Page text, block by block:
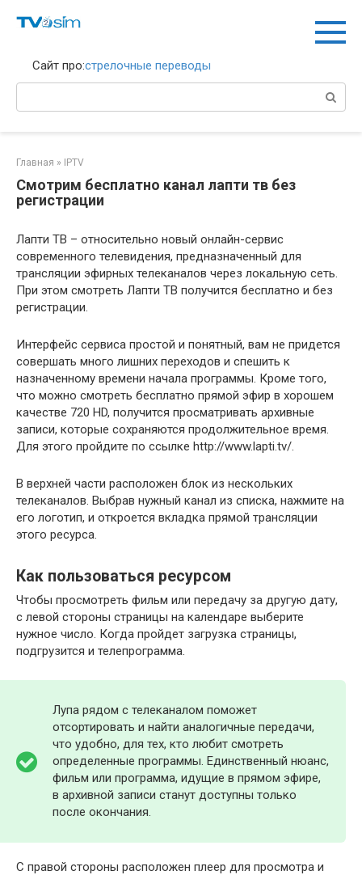
Сайт про:стрелочные переводы
Главная » IPTV
Смотрим бесплатно канал лапти тв без
регистрации
Лапти ТВ – относительно новый онлайн-сервис
современного телевидения, предназначенный для
трансляции эфирных телеканалов через локальную сеть.
При этом смотреть Лапти ТВ получится бесплатно и без
регистрации.
Интерфейс сервиса простой и понятный, вам не придется
совершать много лишних переходов и спешить к
назначенному времени начала программы. Кроме того,
что можно смотреть бесплатно прямой эфир в хорошем
качестве 720 HD, получится просматривать архивные
записи, которые сохраняются продолжительное время.
Для этого пройдите по ссылке http://www.lapti.tv/.
В верхней части расположен блок из нескольких
телеканалов. Выбрав нужный канал из списка, нажмите на
его логотип, и откроется вкладка прямой трансляции
этого ресурса.
Как пользоваться ресурсом
Чтобы просмотреть фильм или передачу за другую дату,
с левой стороны страницы на календаре выберите
нужное число. Когда пройдет загрузка страницы,
подгрузится и телепрограмма.
Лупа рядом с телеканалом поможет
отсортировать и найти аналогичные передачи,
что удобно, для тех, кто любит смотреть
определенные программы. Единственный нюанс,
фильм или программа, идущие в прямом эфире,
в архивной записи станут доступны только
после окончания.
С правой стороны расположен плеер для просмотра и